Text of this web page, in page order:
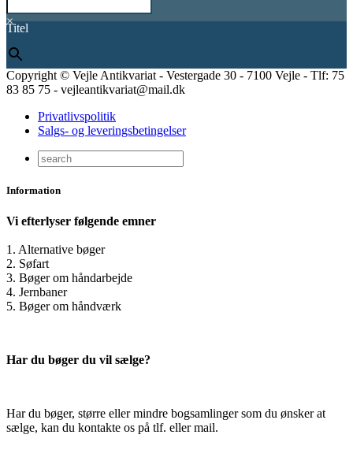
×
Titel
Copyright © Vejle Antikvariat - Vestergade 30 - 7100 Vejle - Tlf: 75
83 85 75 - vejleantikvariat@mail.dk
Privatlivspolitik
Salgs- og leveringsbetingelser
Information
Vi efterlyser følgende emner
1. Alternative bøger
2. Søfart
3. Bøger om håndarbejde
4. Jernbaner
5. Bøger om håndværk
Har du bøger du vil sælge?
Har du bøger, større eller mindre bogsamlinger som du ønsker at
sælge, kan du kontakte os på tlf. eller mail.